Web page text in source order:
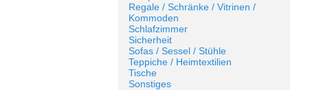
Regale / Schränke / Vitrinen /
Kommoden
Schlafzimmer
Sicherheit
Sofas / Sessel / Stühle
Teppiche / Heimtextilien
Tische
Sonstiges